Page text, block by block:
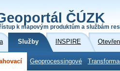
ČÚZK
k mapovým produktům a službám
Služby INSPIRE
Geoprocessingové